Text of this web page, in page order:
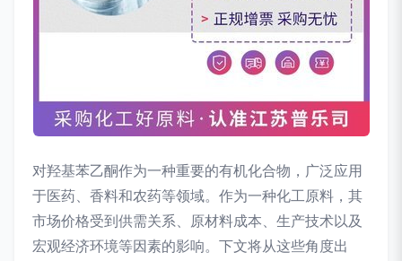
对羟基苯乙酮作为一种重要的有机化合物，广泛应用
于医药、香料和农药等领域。作为一种化工原料，其
市场价格受到供需关系、原材料成本、生产技术以及
宏观经济环境等因素的影响。下文将从这些角度出